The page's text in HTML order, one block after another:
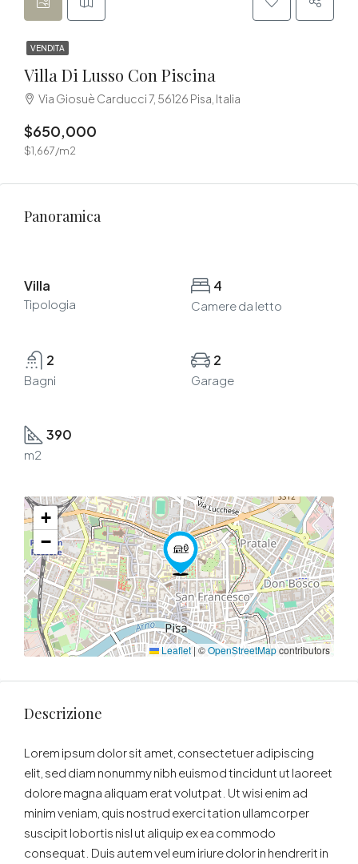
VENDITA
Villa Di Lusso Con Piscina
Via Giosuè Carducci 7, 56126 Pisa, Italia
$650,000
$1,667/m2
Panoramica
Villa
Tipologia
4
Camere da letto
2
Bagni
2
Garage
390
m2
+
−
Leaflet | ©OpenStreetMapcontributors
Descrizione
Lorem ipsum dolor sit amet, consectetuer adipiscing
elit, sed diam nonummy nibh euismod tincidunt ut laoreet
dolore magna aliquam erat volutpat. Ut wisi enim ad
minim veniam, quis nostrud exerci tation ullamcorper
suscipit lobortis nisl ut aliquip ex ea commodo
consequat. Duis autem vel eum iriure dolor in hendrerit in